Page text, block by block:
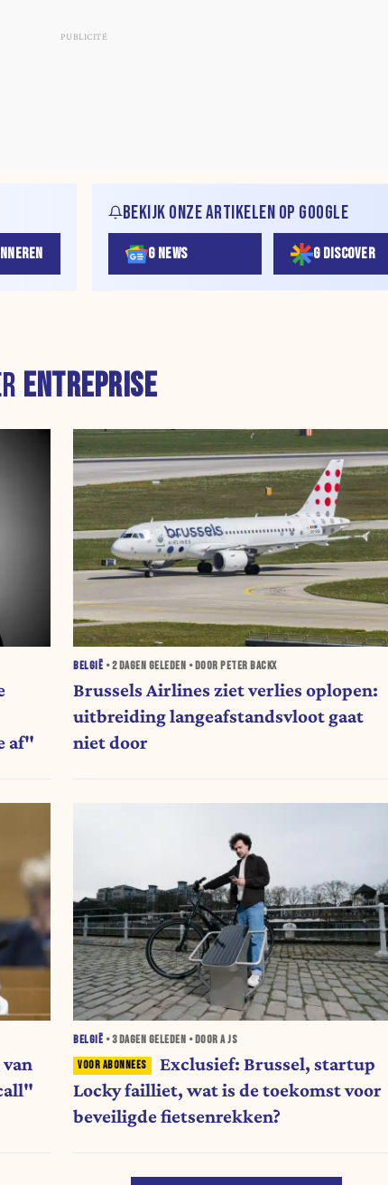
BEKIJK ONZE ARTIKELEN OP GOOGLE
G NEWS G DISCOVER
ENTREPRISE
af"
BELGIË •2 DAGEN GELEDEN • DOOR PETER BACKX
Brussels Airlines ziet verlies oplopen:
uitbreiding langeafstandsvloot gaat
niet door
BELGIË •3 DAGEN GELEDEN • DOOR A JS
Exclusief: Brussel, startup
Locky failliet, wat is de toekomst voor
beveiligde fietsenrekken?